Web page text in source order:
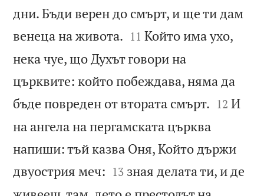
дни. Бъди верен до смърт, и ще ти дам
венеца на живота. 

11 Който има ухо,
нека чуе, що Духът говори на
църквите: който побеждава, няма да
бъде повреден от втората смърт. 

12 И
на ангела на пергамската църква
напиши: тъй казва Оня, Който държи
двуострия меч: 

13 зная делата ти, и де